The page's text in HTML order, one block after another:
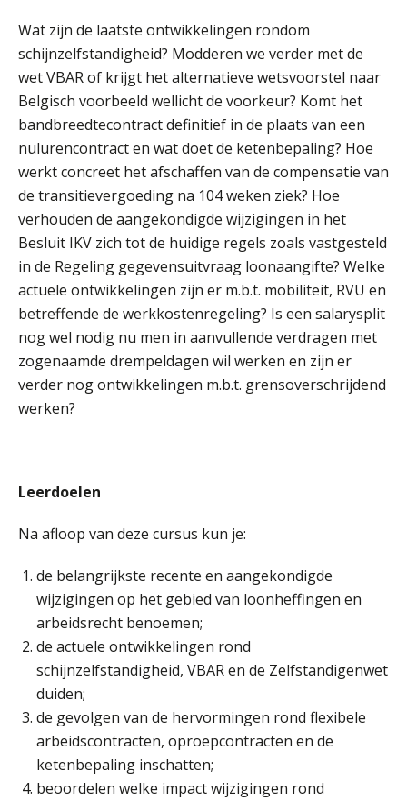
Wat zijn de laatste ontwikkelingen rondom
schijnzelfstandigheid? Modderen we verder met de
wet VBAR of krijgt het alternatieve wetsvoorstel naar
Belgisch voorbeeld wellicht de voorkeur? Komt het
bandbreedtecontract definitief in de plaats van een
nulurencontract en wat doet de ketenbepaling? Hoe
werkt concreet het afschaffen van de compensatie van
de transitievergoeding na 104 weken ziek? Hoe
verhouden de aangekondigde wijzigingen in het
Besluit IKV zich tot de huidige regels zoals vastgesteld
in de Regeling gegevensuitvraag loonaangifte? Welke
actuele ontwikkelingen zijn er m.b.t. mobiliteit, RVU en
betreffende de werkkostenregeling? Is een salarysplit
nog wel nodig nu men in aanvullende verdragen met
zogenaamde drempeldagen wil werken en zijn er
verder nog ontwikkelingen m.b.t. grensoverschrijdend
werken?
Leerdoelen
Na afloop van deze cursus kun je:
de belangrijkste recente en aangekondigde
wijzigingen op het gebied van loonheffingen en
arbeidsrecht benoemen;
de actuele ontwikkelingen rond
schijnzelfstandigheid, VBAR en de Zelfstandigenwet
duiden;
de gevolgen van de hervormingen rond flexibele
arbeidscontracten, oproepcontracten en de
ketenbepaling inschatten;
beoordelen welke impact wijzigingen rond